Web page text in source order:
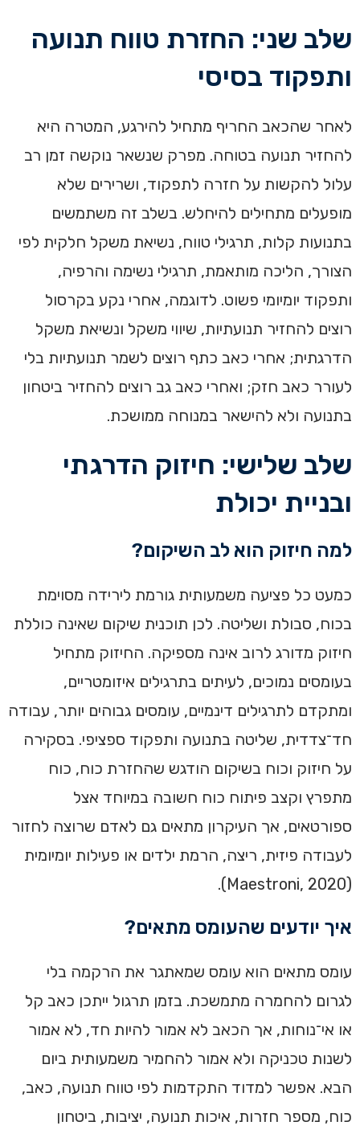
שלב שני: החזרת טווח תנועה
ותפקוד בסיסי
לאחר שהכאב החריף מתחיל להירגע, המטרה היא
להחזיר תנועה בטוחה. מפרק שנשאר נוקשה זמן רב
עלול להקשות על חזרה לתפקוד, ושרירים שלא
מופעלים מתחילים להיחלש. בשלב זה משתמשים
בתנועות קלות, תרגילי טווח, נשיאת משקל חלקית לפי
הצורך, הליכה מותאמת, תרגילי נשימה והרפיה,
ותפקוד יומיומי פשוט. לדוגמה, אחרי נקע בקרסול
רוצים להחזיר תנועתיות, שיווי משקל ונשיאת משקל
הדרגתית; אחרי כאב כתף רוצים לשמר תנועתיות בלי
לעורר כאב חזק; ואחרי כאב גב רוצים להחזיר ביטחון
בתנועה ולא להישאר במנוחה ממושכת.
שלב שלישי: חיזוק הדרגתי
ובניית יכולת
למה חיזוק הוא לב השיקום?
כמעט כל פציעה משמעותית גורמת לירידה מסוימת
בכוח, סבולת ושליטה. לכן תוכנית שיקום שאינה כוללת
חיזוק מדורג לרוב אינה מספיקה. החיזוק מתחיל
בעומסים נמוכים, לעיתים בתרגילים איזומטריים,
ומתקדם לתרגילים דינמיים, עומסים גבוהים יותר, עבודה
חד־צדדית, שליטה בתנועה ותפקוד ספציפי. בסקירה
על חיזוק וכוח בשיקום הודגש שהחזרת כוח, כוח
מתפרץ וקצב פיתוח כוח חשובה במיוחד אצל
ספורטאים, אך העיקרון מתאים גם לאדם שרוצה לחזור
לעבודה פיזית, ריצה, הרמת ילדים או פעילות יומיומית
(Maestroni, 2020).
איך יודעים שהעומס מתאים?
עומס מתאים הוא עומס שמאתגר את הרקמה בלי
לגרום להחמרה מתמשכת. בזמן תרגול ייתכן כאב קל
או אי־נוחות, אך הכאב לא אמור להיות חד, לא אמור
לשנות טכניקה ולא אמור להחמיר משמעותית ביום
הבא. אפשר למדוד התקדמות לפי טווח תנועה, כאב,
כוח, מספר חזרות, איכות תנועה, יציבות, ביטחון